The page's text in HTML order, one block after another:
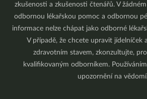
zkušenosti a zkušenosti čtenářů. V
odbornou lékařskou pomoc a odbornou
informace nelze chápat jako odborné
V případě, že chcete upravit jídelníček
zdravotním stavem, zkonzultujte,
kvalifikovaným odborníkem.
upozornění na